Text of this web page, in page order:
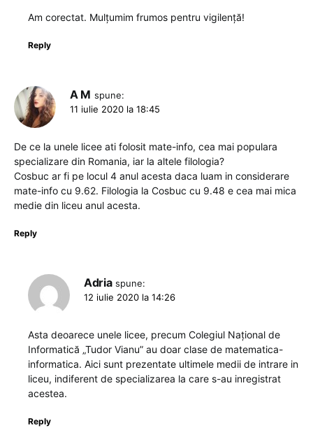
Am corectat. Mulţumim frumos pentru vigilenţă!
Reply
A M spune:
11 iulie 2020 la 18:45
De ce la unele licee ati folosit mate-info, cea mai populara
specializare din Romania, iar la altele filologia?
Cosbuc ar fi pe locul 4 anul acesta daca luam in considerare
mate-info cu 9.62. Filologia la Cosbuc cu 9.48 e cea mai mica
medie din liceu anul acesta.
Reply
Adria spune:
12 iulie 2020 la 14:26
Asta deoarece unele licee, precum Colegiul Național de
Informatică „Tudor Vianu” au doar clase de matematica-
informatica. Aici sunt prezentate ultimele medii de intrare in
liceu, indiferent de specializarea la care s-au inregistrat
acestea.
Reply